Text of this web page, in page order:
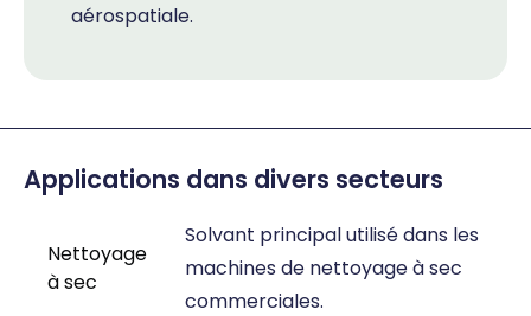
aérospatiale.
Applications dans divers secteurs
Nettoyage
à sec
Solvant principal utilisé dans les
machines de nettoyage à sec
commerciales.